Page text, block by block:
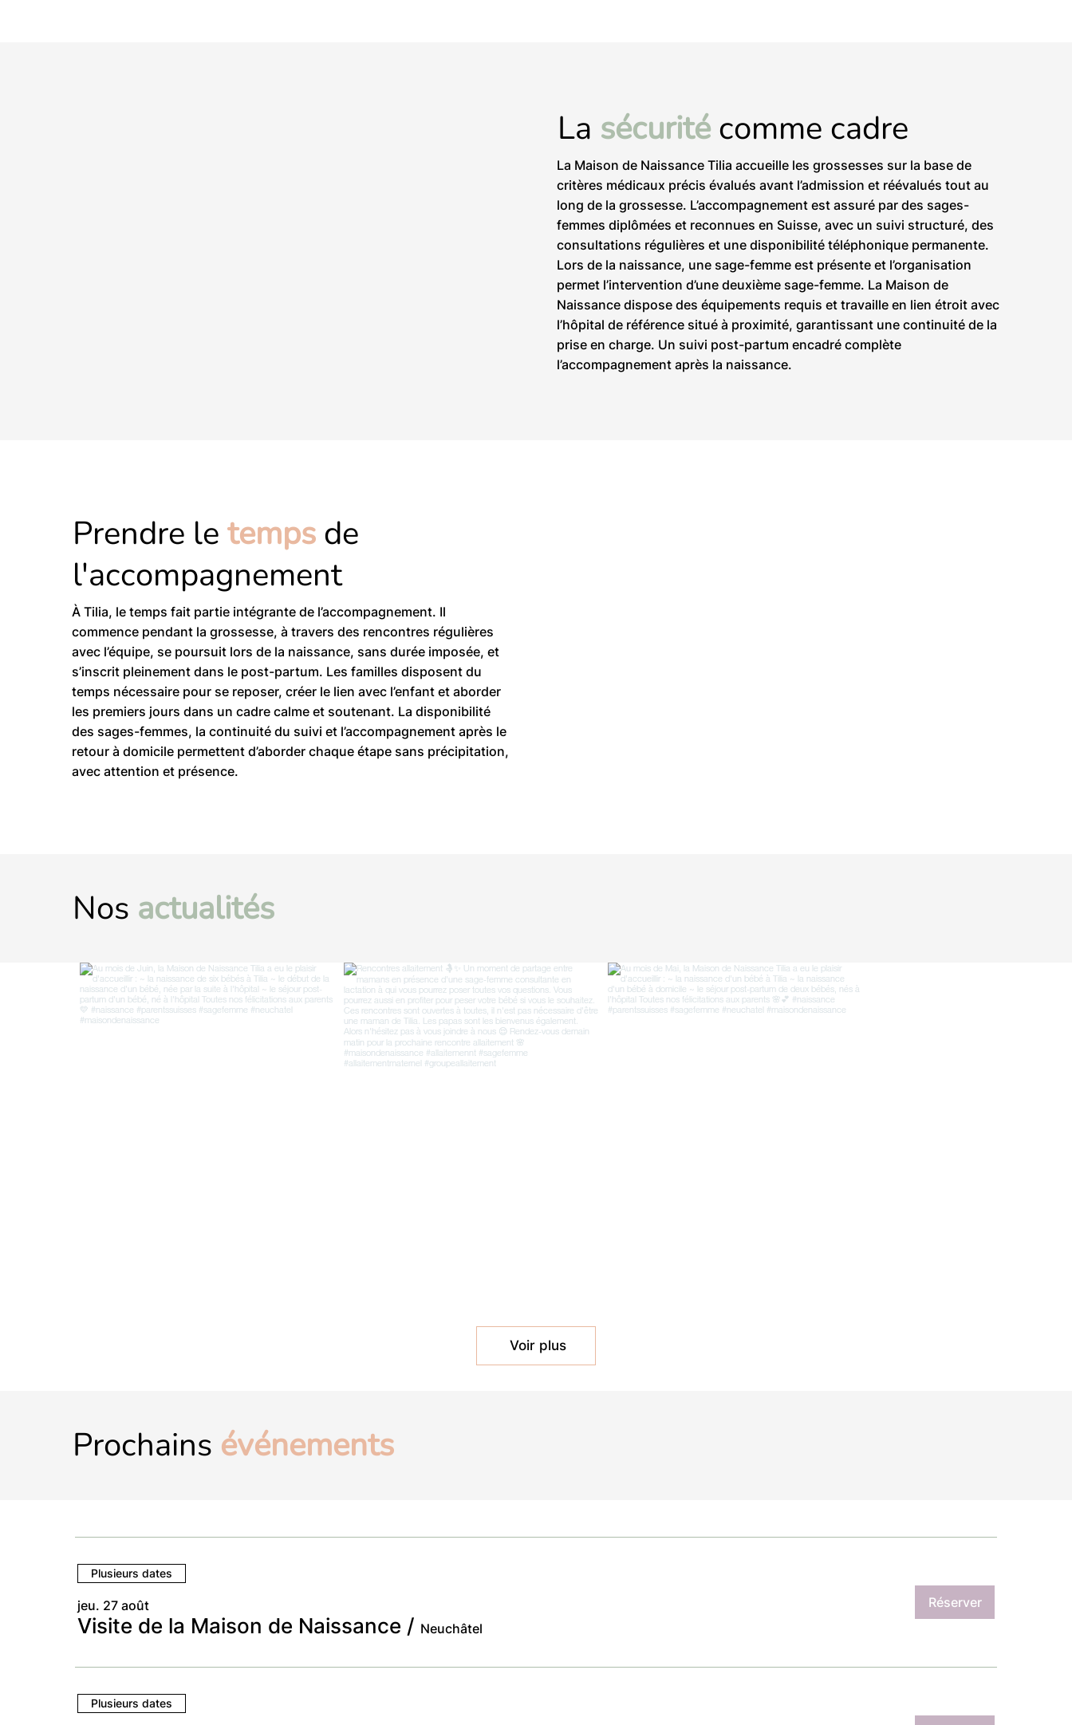
La sécurité comme cadre
La Maison de Naissance Tilia accueille les grossesses sur la base de
critères médicaux précis évalués avant l’admission et réévalués tout au
long de la grossesse. L’accompagnement est assuré par des sages-
femmes diplômées et reconnues en Suisse, avec un suivi structuré, des
consultations régulières et une disponibilité téléphonique permanente.
Lors de la naissance, une sage-femme est présente et l’organisation
permet l’intervention d’une deuxième sage-femme. La Maison de
Naissance dispose des équipements requis et travaille en lien étroit avec
l’hôpital de référence situé à proximité, garantissant une continuité de la
prise en charge. Un suivi post-partum encadré complète
l’accompagnement après la naissance.
Prendre le temps de
l'accompagnement
À Tilia, le temps fait partie intégrante de l’accompagnement. Il
commence pendant la grossesse, à travers des rencontres régulières
avec l’équipe, se poursuit lors de la naissance, sans durée imposée, et
s’inscrit pleinement dans le post-partum. Les familles disposent du
temps nécessaire pour se reposer, créer le lien avec l’enfant et aborder
les premiers jours dans un cadre calme et soutenant. La disponibilité
des sages-femmes, la continuité du suivi et l’accompagnement après le
retour à domicile permettent d’aborder chaque étape sans précipitation,
avec attention et présence.
Nos actualités
Voir plus
Prochains événements
Plusieurs dates
jeu. 27 août
Visite de la Maison de Naissance / Neuchâtel
Réserver
Plusieurs dates